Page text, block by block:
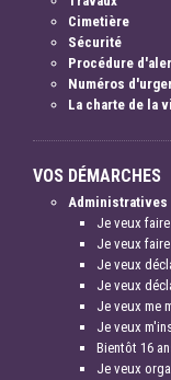
Cimetière
Sécurité
Procédure
Numéros
La charte de la
VOS DÉMARCHES
Administratives
Je veux
Je veux
Je veux
Je veux
Je veux me
Je veux
Bientôt 16
Je veux